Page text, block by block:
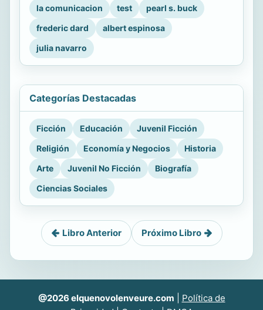
la comunicacion test
pearl s. buck
frederic dard
albert espinosa
julia navarro
Categorías Destacadas
Ficción Educación
Juvenil Ficción
Religión
Economía y Negocios
Historia
Arte
Juvenil No Ficción
Biografía
Ciencias Sociales
Libro Anterior Próximo Libro
@2026 elquenovolenveure.com
Política de